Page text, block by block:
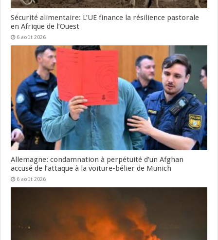
Sécurité alimentaire: L’UE finance la résilience pastorale
en Afrique de l’Ouest
6 août 2026
Allemagne: condamnation à perpétuité d’un Afghan
accusé de l’attaque à la voiture-bélier de Munich
6 août 2026